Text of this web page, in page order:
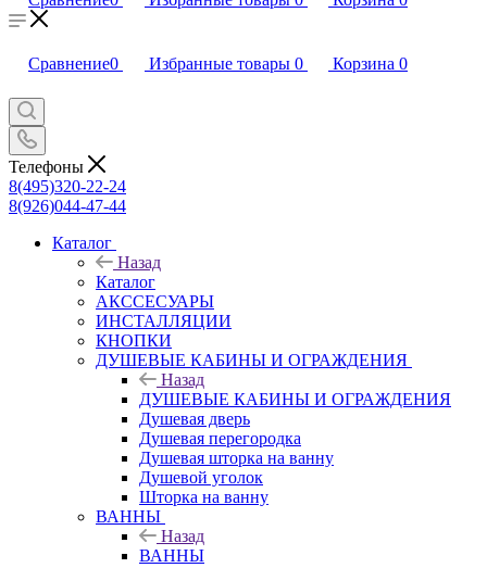
Сравнение0 Избранные товары 0 Корзина 0
Телефоны
8(495)320-22-24
8(926)044-47-44
Каталог
Назад
Каталог
АКССЕСУАРЫ
ИНСТАЛЛЯЦИИ
КНОПКИ
ДУШЕВЫЕ КАБИНЫ И ОГРАЖДЕНИЯ
Назад
ДУШЕВЫЕ КАБИНЫ И ОГРАЖДЕНИЯ
Душевая дверь
Душевая перегородка
Душевая шторка на ванну
Душевой уголок
Шторка на ванну
ВАННЫ
Назад
ВАННЫ